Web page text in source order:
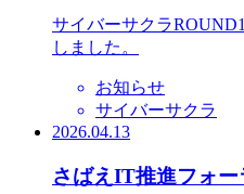
サイバーサクラ
しました。
お知らせ
サイバーサクラ
2026.04.13
さばえIT推進フォ